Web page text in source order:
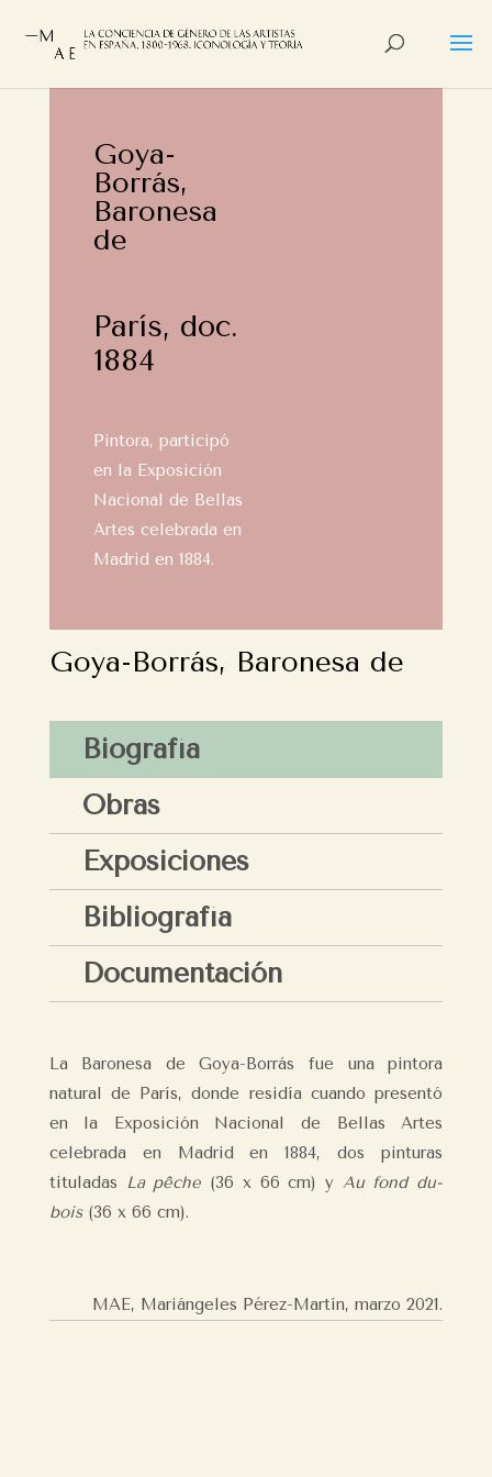
Goya-
Borrás,
Baronesa
de
París, doc.
1884
Pintora, participó
en la Exposición
Nacional de Bellas
Artes celebrada en
Madrid en 1884.
Goya-Borrás, Baronesa de
Biografía
Obras
Exposiciones
Bibliografía
Documentación
La Baronesa de Goya-Borrás fue una pintora
natural de París, donde residía cuando presentó
en la Exposición Nacional de Bellas Artes
celebrada en Madrid en 1884, dos pinturas
tituladas
La pêche (36 x 66 cm) y Au fond du-
bois(36 x 66 cm).
MAE, Mariángeles Pérez-Martín,marzo 2021.